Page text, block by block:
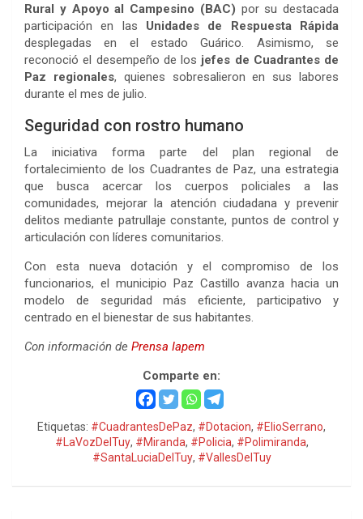
Rural y Apoyo al Campesino (BAC) por su destacada
participación en las Unidades de Respuesta Rápida
desplegadas en el estado Guárico. Asimismo, se
reconoció el desempeño de los jefes de Cuadrantes de
Paz regionales, quienes sobresalieron en sus labores
durante el mes de julio.
Seguridad con rostro humano
La iniciativa forma parte del plan regional de
fortalecimiento de los Cuadrantes de Paz, una estrategia
que busca acercar los cuerpos policiales a las
comunidades, mejorar la atención ciudadana y prevenir
delitos mediante patrullaje constante, puntos de control y
articulación con líderes comunitarios.
Con esta nueva dotación y el compromiso de los
funcionarios, el municipio Paz Castillo avanza hacia un
modelo de seguridad más eficiente, participativo y
centrado en el bienestar de sus habitantes.
Con información de Prensa Iapem
Comparte en:
Etiquetas: #CuadrantesDePaz, #Dotacion, #ElioSerrano,
#LaVozDelTuy, #Miranda, #Policia, #Polimiranda,
#SantaLuciaDelTuy, #VallesDelTuy